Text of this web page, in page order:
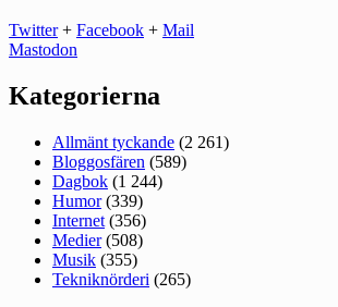
Twitter+ Facebook + Mail
Mastodon
Kategorierna
Allmänt tyckande (2 261)
Bloggosfären (589)
Dagbok (1 244)
Humor(339)
Internet (356)
Medier(508)
Musik (355)
Tekniknörderi (265)